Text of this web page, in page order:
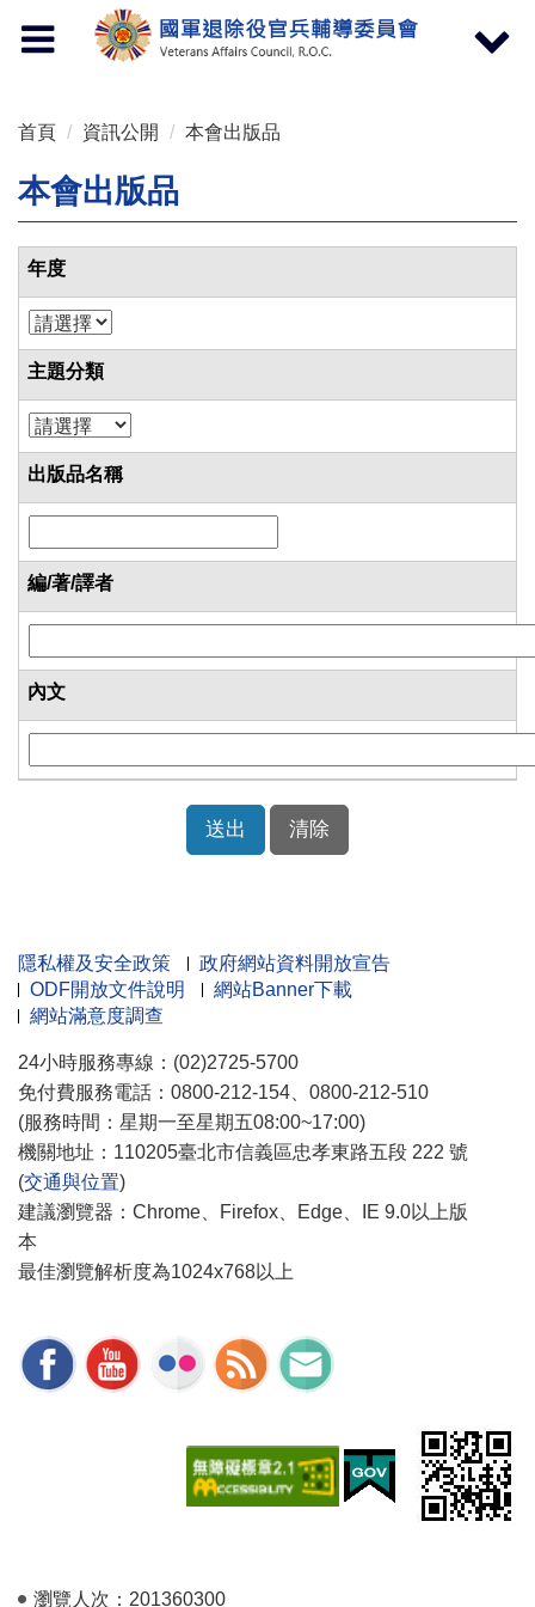
Toggle
navigation
Toggle
首頁 資訊公開 本會出版品
本會出版品
年度
主題分類
出版品名稱
編/著/譯者
內文
隱私權及安全政策
政府網站資料開放宣告
ODF開放文件說明
網站Banner下載
網站滿意度調查
24小時服務專線：(02)2725-5700
免付費服務電話：0800-212-154、0800-212-510
(服務時間：星期一至星期五08:00~17:00)
機關地址：110205臺北市信義區忠孝東路五段 222 號
(交通與位置)
建議瀏覽器：Chrome、Firefox、Edge、IE 9.0以上版
本
最佳瀏覽解析度為1024x768以上
瀏覽人次： 201360300